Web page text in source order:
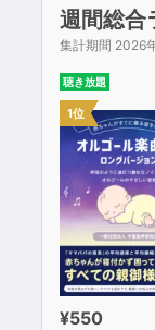
週間総合
集計期間 2026
聴き放題
1位
¥550